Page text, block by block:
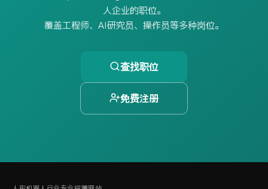
人企业的职位。
覆盖工程师、AI研究员、操作员等多种岗位。
查找职位
免费注册